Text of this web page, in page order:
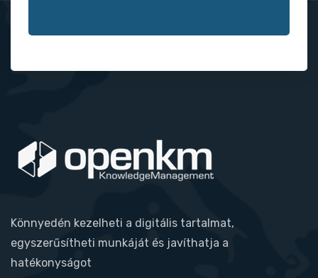
Könnyedén kezelheti a digitális tartalmat,
egyszerűsítheti munkáját és javíthatja a
hatékonyságot